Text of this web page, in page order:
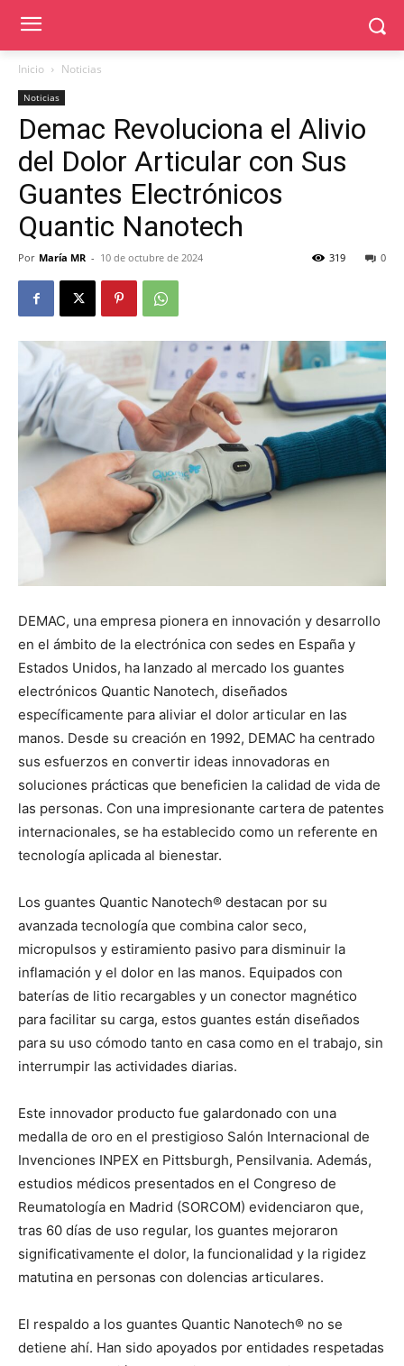
Inicio Noticias
Noticias
Demac Revoluciona el Alivio
del Dolor Articular con Sus
Guantes Electrónicos
Quantic Nanotech
Por María MR - 10 de octubre de 2024 0
319
DEMAC, una empresa pionera en innovación y desarrollo
en el ámbito de la electrónica con sedes en España y
Estados Unidos, ha lanzado al mercado los guantes
electrónicos Quantic Nanotech, diseñados
específicamente para aliviar el dolor articular en las
manos. Desde su creación en 1992, DEMAC ha centrado
sus esfuerzos en convertir ideas innovadoras en
soluciones prácticas que beneficien la calidad de vida de
las personas. Con una impresionante cartera de patentes
internacionales, se ha establecido como un referente en
tecnología aplicada al bienestar.
Los guantes Quantic Nanotech® destacan por su
avanzada tecnología que combina calor seco,
micropulsos y estiramiento pasivo para disminuir la
inflamación y el dolor en las manos. Equipados con
baterías de litio recargables y un conector magnético
para facilitar su carga, estos guantes están diseñados
para su uso cómodo tanto en casa como en el trabajo, sin
interrumpir las actividades diarias.
Este innovador producto fue galardonado con una
medalla de oro en el prestigioso Salón Internacional de
Invenciones INPEX en Pittsburgh, Pensilvania. Además,
estudios médicos presentados en el Congreso de
Reumatología en Madrid (SORCOM) evidenciaron que,
tras 60 días de uso regular, los guantes mejoraron
significativamente el dolor, la funcionalidad y la rigidez
matutina en personas con dolencias articulares.
El respaldo a los guantes Quantic Nanotech® no se
detiene ahí. Han sido apoyados por entidades respetadas